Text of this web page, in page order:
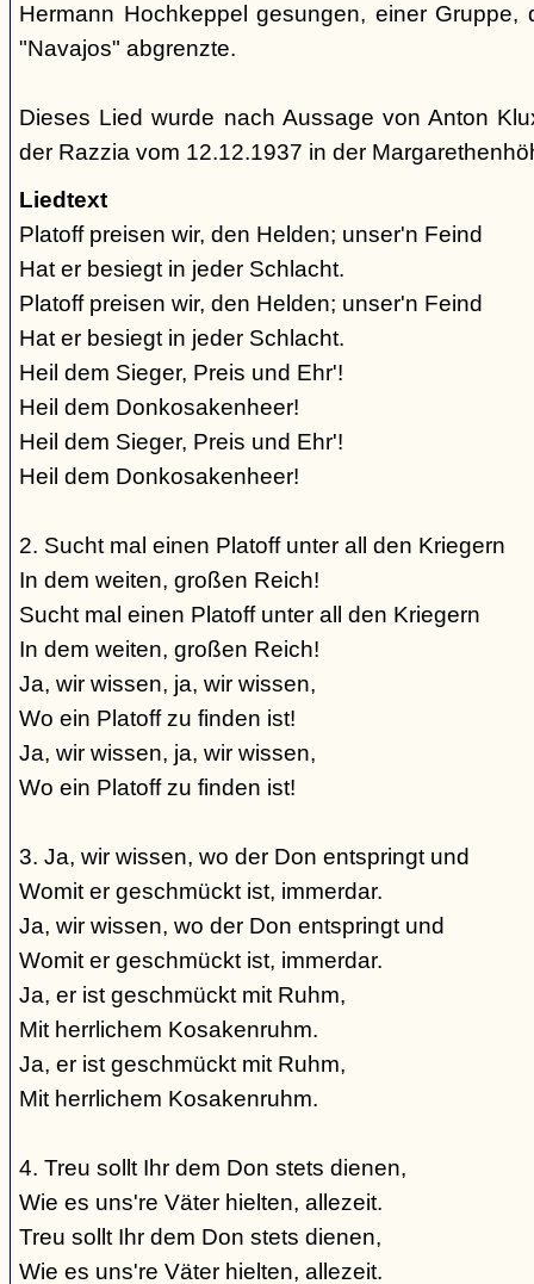
Hermann Hochkeppel gesungen, einer
"Navajos" abgrenzte.
Dieses Lied wurde nach Aussage von Anton
der Razzia vom 12.12.1937 in der
Liedtext
Platoff preisen wir, den Helden; unser'n Feind
Hat er besiegt in jeder Schlacht.
Platoff preisen wir, den Helden; unser'n Feind
Hat er besiegt in jeder Schlacht.
Heil dem Sieger, Preis und Ehr'!
Heil dem Donkosakenheer!
Heil dem Sieger, Preis und Ehr'!
Heil dem Donkosakenheer!
2. Sucht mal einen Platoff unter all den Kriegern
In dem weiten, großen Reich!
Sucht mal einen Platoff unter all den Kriegern
In dem weiten, großen Reich!
Ja, wir wissen, ja, wir wissen,
Wo ein Platoff zu finden ist!
Ja, wir wissen, ja, wir wissen,
Wo ein Platoff zu finden ist!
3. Ja, wir wissen, wo der Don entspringt und
Womit er geschmückt ist, immerdar.
Ja, wir wissen, wo der Don entspringt und
Womit er geschmückt ist, immerdar.
Ja, er ist geschmückt mit Ruhm,
Mit herrlichem Kosakenruhm.
Ja, er ist geschmückt mit Ruhm,
Mit herrlichem Kosakenruhm.
4. Treu sollt Ihr dem Don stets dienen,
Wie es uns're Väter hielten, allezeit.
Treu sollt Ihr dem Don stets dienen,
Wie es uns're Väter hielten, allezeit.